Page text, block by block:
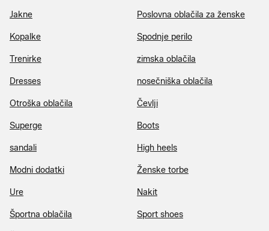
Jakne Poslovna oblačila za ženske
Kopalke Spodnje perilo
Trenirke zimska oblačila
Dresses nosečniška oblačila
Otroška oblačila Čevlji
Superge Boots
sandali High heels
Modni dodatki Ženske torbe
Ure Nakit
Športna oblačila Sport shoes